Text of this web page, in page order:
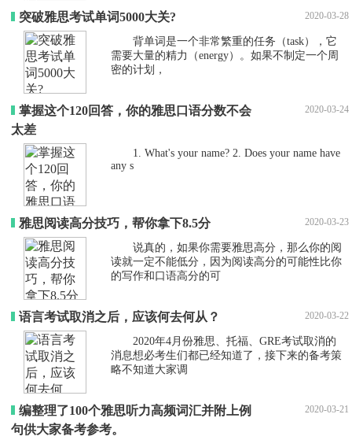
突破雅思考试单词5000大关? 2020-03-28
背单词是一个非常繁重的任务（task），它
需要大量的精力（energy）。如果不制定一个周
密的计划，
掌握这个120回答，你的雅思口语分数不会
太差
2020-03-24
1. What's your name? 2. Does your name have
any s
雅思阅读高分技巧，帮你拿下8.5分 2020-03-23
说真的，如果你需要雅思高分，那么你的阅
读就一定不能低分，因为阅读高分的可能性比你
的写作和口语高分的可
语言考试取消之后，应该何去何从？ 2020-03-22
2020年4月份雅思、托福、GRE考试取消的
消息想必考生们都已经知道了，接下来的备考策
略不知道大家调
编整理了100个雅思听力高频词汇并附上例
句供大家备考参考。
2020-03-21